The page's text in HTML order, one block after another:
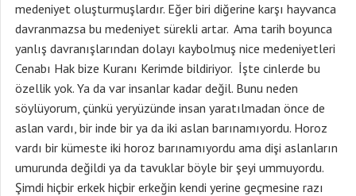
medeniyet oluşturmuşlardır. Eğer biri diğerine karşı hayvanca
davranmazsa bu medeniyet sürekli artar. Ama tarih boyunca
yanlış davranışlarından dolayı kaybolmuş nice medeniyetleri
Cenabı Hak bize Kuranı Kerimde bildiriyor. İşte cinlerde bu
özellik yok. Ya da var insanlar kadar değil. Bunu neden
söylüyorum, çünkü yeryüzünde insan yaratılmadan önce de
aslan vardı, bir inde bir ya da iki aslan barınamıyordu. Horoz
vardı bir kümeste iki horoz barınamıyordu ama dişi aslanların
umurunda değildi ya da tavuklar böyle bir şeyi ummuyordu.
Şimdi hiçbir erkek hiçbir erkeğin kendi yerine geçmesine razı